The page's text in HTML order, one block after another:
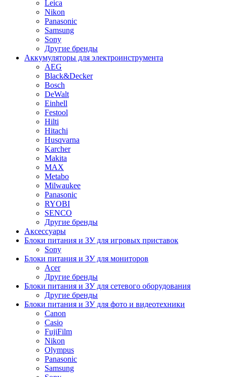
Leica
Nikon
Panasonic
Samsung
Sony
Другие бренды
Аккумуляторы для электроинструмента
AEG
Black&Decker
Bosch
DeWalt
Einhell
Festool
Hilti
Hitachi
Husqvarna
Karcher
Makita
MAX
Metabo
Milwaukee
Panasonic
RYOBI
SENCO
Другие бренды
Аксессуары
Блоки питания и ЗУ для игровых приставок
Sony
Блоки питания и ЗУ для мониторов
Acer
Другие бренды
Блоки питания и ЗУ для сетевого оборудования
Другие бренды
Блоки питания и ЗУ для фото и видеотехники
Canon
Casio
FujiFilm
Nikon
Olympus
Panasonic
Samsung